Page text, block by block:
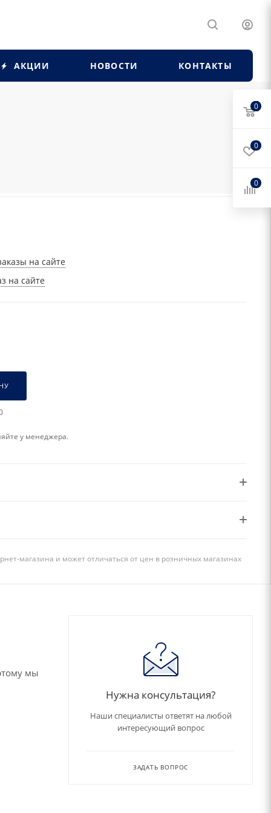
АКЦИИ НОВОСТИ КОНТАКТЫ
на сайте
на сайте
у менеджера.
магазина и может отличаться от цен в розничных магазинах
мы
Нужна консультация?
Наши специалисты ответят на любой
интересующий вопрос
ЗАДАТЬ ВОПРОС
0
0
0